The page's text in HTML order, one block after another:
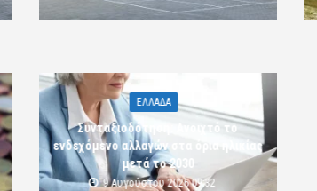
ΕΛΛΑΔΑ
Συνταξιοδότηση: Ανοιχτό το
ενδεχόμενο αλλαγών στα όρια ηλικίας
μετά το 2030
9 Αυγούστου 2026 09:32